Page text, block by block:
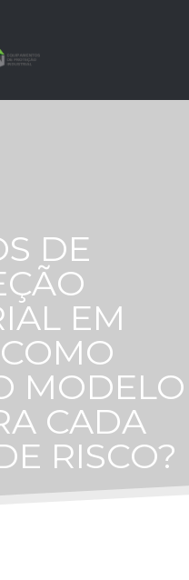
DE
EM
MODELO
CADA
RISCO?